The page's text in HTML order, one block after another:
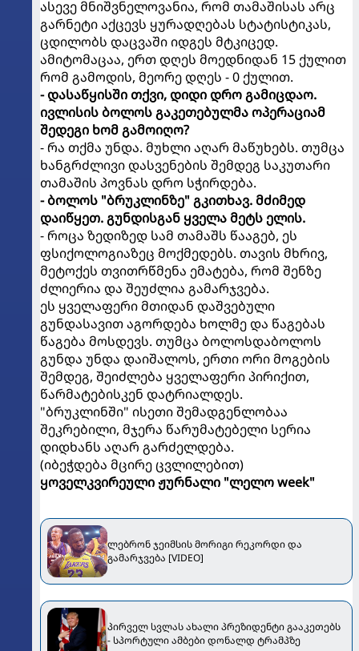
ასევე მნიშვნელოვანია, რომ თამაშისას არც
გარნეტი აქცევს ყურადღებას სტატისტიკას,
ცდილობს დაცვაში იდგეს მტკიცედ.
ამიტომაცაა, ერთ დღეს მოედნიდან 15 ქულით
რომ გამოდის, მეორე დღეს - 0 ქულით.
- დასაწყისში თქვი, დიდი დრო გამიცდაო.
ივლისის ბოლოს გაკეთებულმა ოპერაციამ
შედეგი ხომ გამოიღო?
- რა თქმა უნდა. მუხლი აღარ მაწუხებს. თუმცა
ხანგრძლივი დასვენების შემდეგ საკუთარი
თამაშის პოვნას დრო სჭირდება.
- ბოლოს "ბრუკლინზე" გკითხავ. მძიმედ
დაიწყეთ. გუნდისგან ყველა მეტს ელის.
- როცა ზედიზედ სამ თამაშს წააგებ, ეს
ფსიქოლოგიაზეც მოქმედებს. თავის მხრივ,
მეტოქეს თვითრწმენა ემატება, რომ შენზე
ძლიერია და შეუძლია გამარჯვება.
ეს ყველაფერი მთიდან დაშვებული
გუნდასავით აგორდება ხოლმე და წაგებას
წაგება მოსდევს. თუმცა ბოლოსდაბოლოს
გუნდა უნდა დაიშალოს, ერთი ორი მოგების
შემდეგ, შეიძლება ყველაფერი პირიქით,
წარმატებისკენ დატრიალდეს.
"ბრუკლინში" ისეთი შემადგენლობაა
შეკრებილი, მჯერა წარუმატებელი სერია
დიდხანს აღარ გარძელდება.
(იბეჭდება მცირე ცვლილებით)
ყოველკვირეული ჟურნალი "ლელო week"
ლებრონ ჯეიმსის მორიგი რეკორდი და
გამარჯვება [VIDEO]
პირველ სვლას ახალი პრეზიდენტი გააკეთებს
- სპორტული ამბები დონალდ ტრამპზე